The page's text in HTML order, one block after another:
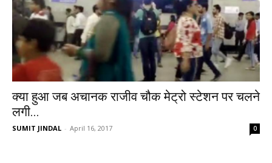
क्या हुआ जब अचानक राजीव चौक मेट्रो स्टेशन पर चलने
लगी...
SUMIT JINDAL - April 16, 2017 0